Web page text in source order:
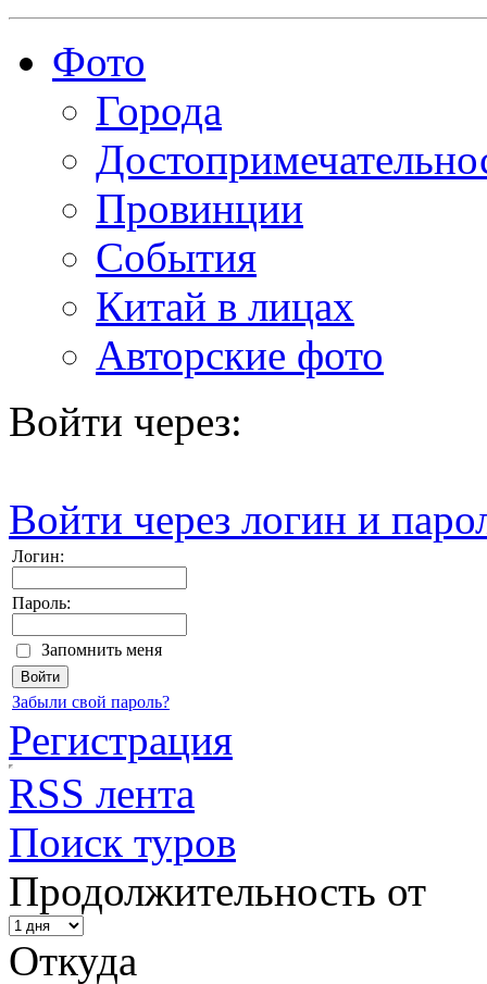
Фото
Города
Провинции
События
Китай в лицах
Авторские фото
Войти через:
Войти через логин и
Логин:
Пароль:
Запомнить меня
Забыли свой пароль?
Регистрация
RSS лента
Поиск туров
Продолжительность от
Откуда